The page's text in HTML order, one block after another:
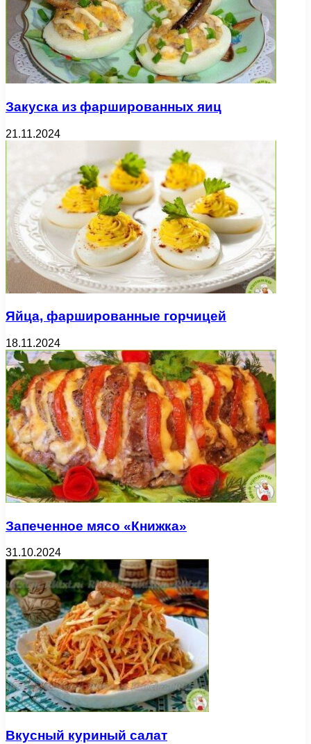
Закуска из фаршированных яиц
21.11.2024
Яйца, фаршированные горчицей
18.11.2024
Запеченное мясо «Книжка»
31.10.2024
Вкусный куриный салат